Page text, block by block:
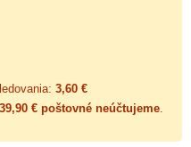
3,60 €
39,90 € poštovné neúčtujeme